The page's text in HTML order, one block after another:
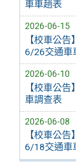
車車趟表
2026-06-15
【校車公
6/26交通車
2026-06-10
【校車公
車調查表
2026-06-08
【校車公
6/18交通車